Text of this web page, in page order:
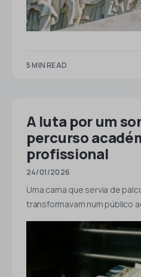
5 MIN READ
A luta por um
percurso
profissional
24/01/2026
Uma cama que servia de
transformavam num público